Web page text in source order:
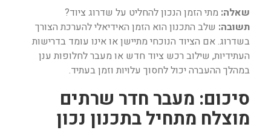
שאלה: מתי הזמן הנכון להחליט על שדרוג ציוד?
תשובה: שלב התכנון הוא הזמן האידיאלי להערכת הצורך
בשדרוג. אם הציוד הנוכחי מתיישן או אינו עומד בדרישות
העתידיות, שילוב רכש ציוד חדש או מעבר לחלופות ענן
במהלך ההעברה יכול לחסוך עלויות וזמן בעתיד.
סיכום: מעבר חדר שרתים
מוצלח מתחיל בתכנון נכון